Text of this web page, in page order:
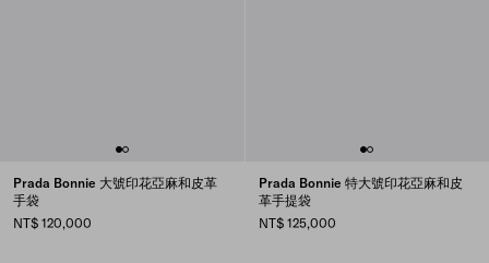
Prada Bonnie 大號印花亞麻和皮革
手袋
NT$ 120,000
Prada Bonnie 特大號印花亞麻和皮
革手提袋
NT$ 125,000